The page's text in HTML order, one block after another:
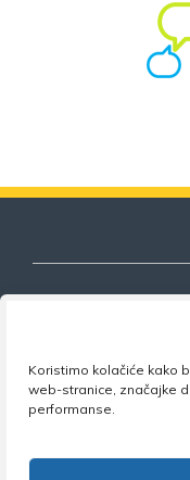
Koristimo kolačiće kako
web-stranice, značajke
performanse.
Nezavisni
obrazovanja
Zagreb •Tel: +385 1